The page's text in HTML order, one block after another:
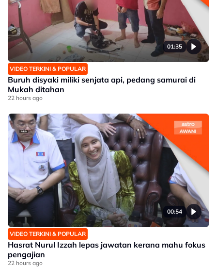
01:35
VIDEO TERKINI & POPULAR
Buruh disyaki miliki senjata api, pedang samurai di
Mukah ditahan
22 hours ago
00:54
VIDEO TERKINI & POPULAR
Hasrat Nurul Izzah lepas jawatan kerana mahu fokus
pengajian
22 hours ago